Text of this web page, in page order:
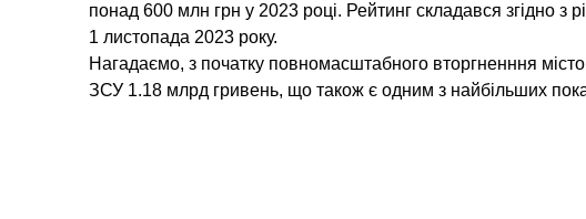
понад 600 млн грн у 2023 році. Рейтинг складався згідно з
1 листопада 2023 року.
Нагадаємо, з початку повномасштабного вторгненння
ЗСУ 1.18 млрд гривень, що також є одним з найбільших